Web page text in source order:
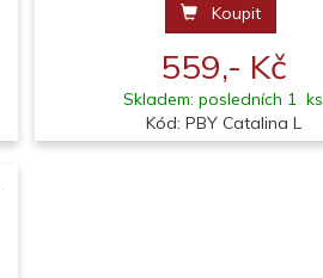
Koupit
559,- Kč
Skladem: posledních 1 ks
Kód: PBY Catalina L